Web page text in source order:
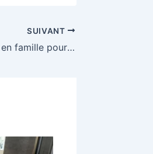
SUIVANT
Gagnez un séjour en famille pour 4 personnes au Futuroscope